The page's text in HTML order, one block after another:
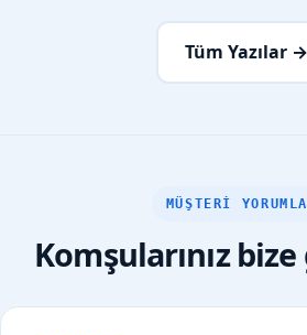
Tüm Yazılar →
MÜŞTERI
Komşularınız